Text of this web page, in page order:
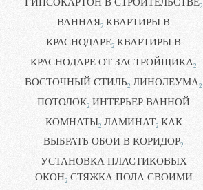
2
ВАННАЯ2 КВАРТИРЫ В
КРАСНОДАРЕ2 КВАРТИРЫ В
КРАСНОДАРЕ ОТ ЗАСТРОЙЩИКА2
ВОСТОЧНЫЙ СТИЛЬ2 ЛИНОЛЕУМА2
ПОТОЛОК2 ИНТЕРЬЕР ВАННОЙ
КОМНАТЫ2 ЛАМИНАТ2 КАК
ВЫБРАТЬ ОБОИ В КОРИДОР2
УСТАНОВКА ПЛАСТИКОВЫХ
ОКОН2 СТЯЖКА ПОЛА СВОИМИ